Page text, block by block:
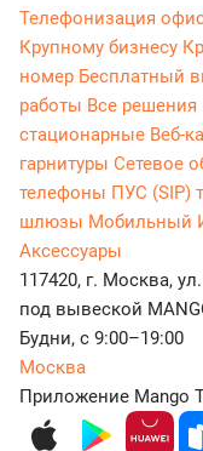
Телефонизация
Крупному бизнесу
номер Бесплатный
работы Все решения
стационарные Веб-
гарнитуры Сетевое
телефоны ПУС (SIP)
шлюзы Мобильный
Аксессуары
117420, г. Москва,
под вывеской
Будни, с 9:00–19:00
Москва
Приложение Mango